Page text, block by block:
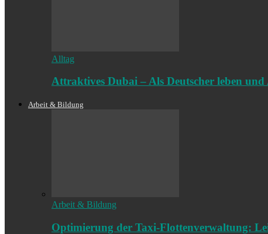
Alltag
Attraktives Dubai – Als Deutscher leben
Arbeit & Bildung
Arbeit & Bildung
Optimierung der Taxi-Flottenverwaltung: